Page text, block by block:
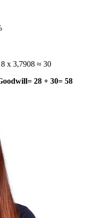
x 3,7908 ≈ 30
28 + 30= 58